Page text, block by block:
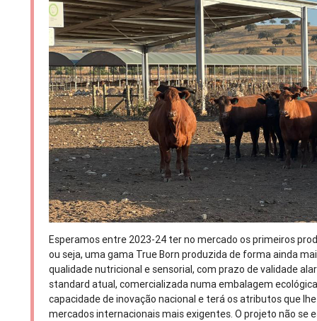
Esperamos entre 2023-24 ter no mercado os primeiros
ou seja, uma gama True Born produzida de forma ainda
qualidade nutricional e sensorial, com prazo de validade
standard atual, comercializada numa embalagem
capacidade de inovação nacional e terá os atributos que
mercados internacionais mais exigentes. O projeto não se